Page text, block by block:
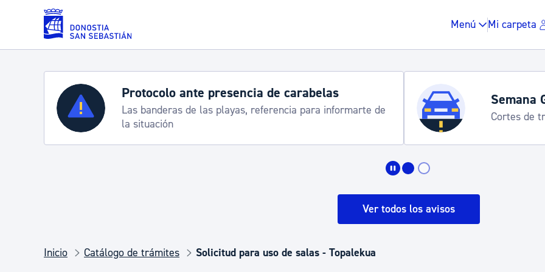
Saltar al contenido principal
Menú Mi carpeta
Servicios
Padrón y asuntos personales
Espacio público,
Protocolo ante presencia de carabelas
Las banderas de las playas, referencia para informarte de
la situación
Semana Grande 2026
Cortes de tráfico y servicios
Ver todos los avisos
Inicio Catálogo de trámites Solicitud para uso de salas - Topalekua